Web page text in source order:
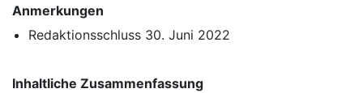
Anmerkungen
Redaktionsschluss 30. Juni 2022
Inhaltliche Zusammenfassung